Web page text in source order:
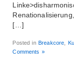
[…]
Posted inBreakcore
Comments »